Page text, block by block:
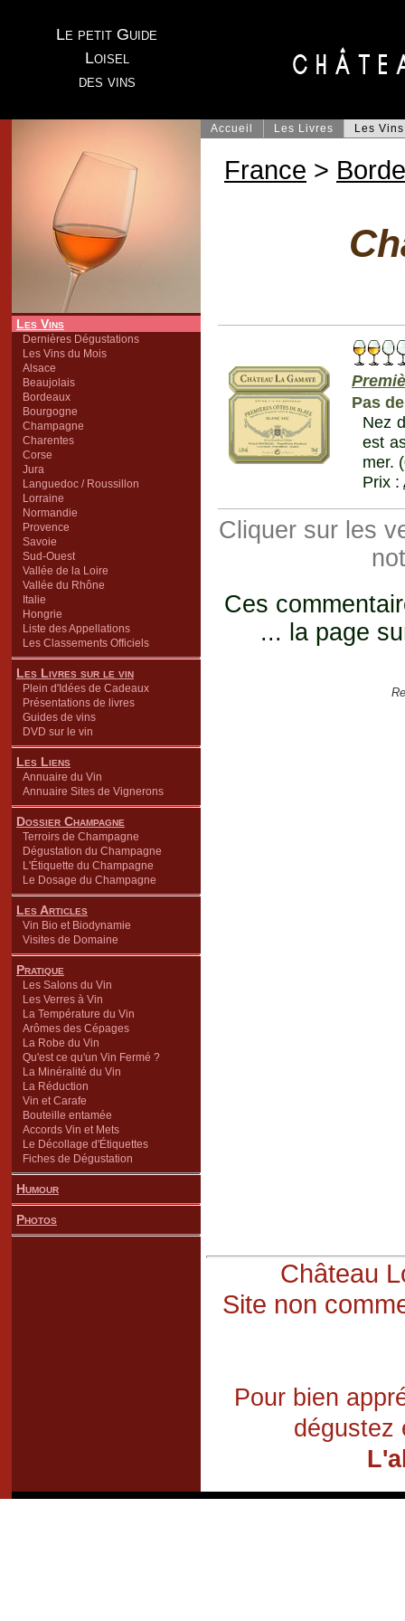
Le petit Guide
Loisel
des vins
Les Vins
Dernières Dégustations
Les Vins du Mois
Alsace
Beaujolais
Bordeaux
Bourgogne
Champagne
Charentes
Corse
Jura
Languedoc / Roussillon
Lorraine
Normandie
Provence
Savoie
Sud-Ouest
Vallée de la Loire
Vallée du Rhône
Italie
Hongrie
Liste des Appellations
Les Classements Officiels
Les Livres sur le vin
Plein d'Idées de Cadeaux
Présentations de livres
Guides de vins
DVD sur le vin
Les Liens
Annuaire du Vin
Annuaire Sites de Vignerons
Dossier Champagne
Terroirs de Champagne
Dégustation du Champagne
L'Étiquette du Champagne
Le Dosage du Champagne
Les Articles
Vin Bio et Biodynamie
Visites de Domaine
Pratique
Les Salons du Vin
Les Verres à Vin
La Température du Vin
Arômes des Cépages
La Robe du Vin
Qu'est ce qu'un Vin Fermé ?
La Minéralité du Vin
La Réduction
Vin et Carafe
Bouteille entamée
Accords Vin et Mets
Le Décollage d'Étiquettes
Fiches de Dégustation
Humour
Photos
Accueil Les Livres Les Vins
France >
Pas
Nez
est
mer.
Prix :
Cliquer sur les
Ces
... la page
Château
Site non
Pour bien
dégustez